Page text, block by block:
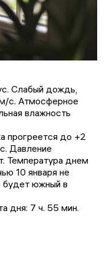
Слабый дождь,
с. Атмосферное
влажность
прогреется до +2
Давление
Температура днем
10 января не
будет южный в
дня: 7 ч. 55 мин.